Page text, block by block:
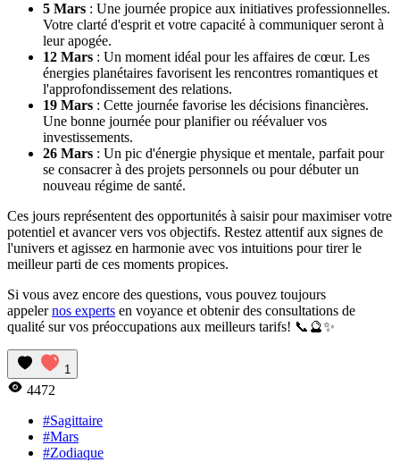
5 Mars : Une journée propice aux initiatives professionnelles.
Votre clarté d'esprit et votre capacité à communiquer seront à
leur apogée.
12 Mars : Un moment idéal pour les affaires de cœur. Les
énergies planétaires favorisent les rencontres romantiques et
l'approfondissement des relations.
19 Mars : Cette journée favorise les décisions financières.
Une bonne journée pour planifier ou réévaluer vos
investissements.
26 Mars : Un pic d'énergie physique et mentale, parfait pour
se consacrer à des projets personnels ou pour débuter un
nouveau régime de santé.
Ces jours représentent des opportunités à saisir pour maximiser votre
potentiel et avancer vers vos objectifs. Restez attentif aux signes de
l'univers et agissez en harmonie avec vos intuitions pour tirer le
meilleur parti de ces moments propices.
Si vous avez encore des questions, vous pouvez toujours
appelernos experts en voyance et obtenir des consultations de
qualité sur vos préoccupations aux meilleurs tarifs! 📞🔮✨
1
4472
#Sagittaire
#Mars
#Zodiaque